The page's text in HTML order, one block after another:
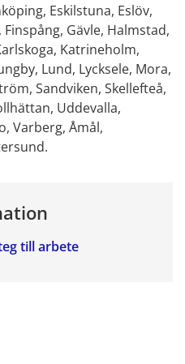
Eskilstuna, Eslöv,
Gävle, Halmstad,
Katrineholm,
Lund, Lycksele, Mora,
Sandviken, Skellefteå,
Uddevalla,
Varberg, Åmål,
till arbete